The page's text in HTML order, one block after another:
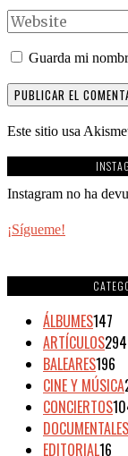
Guarda mi
Este sitio usa
Instagram no ha
¡Sígueme!
ÁLBUMES147
ARTÍCULOS294
BALEARES196
CINE Y MÚSICA
CONCIERTOS
DOCUMENTALES
EDITORIAL16